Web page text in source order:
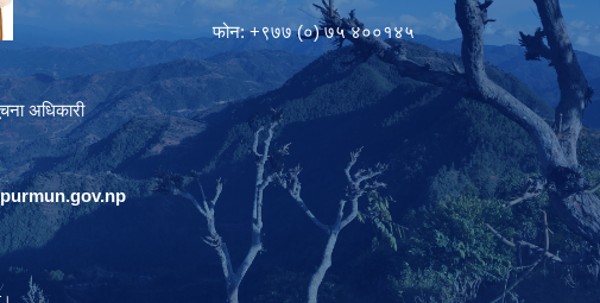
अधिकारी
फोन: +९७७ (०) ७५ ४००१४५